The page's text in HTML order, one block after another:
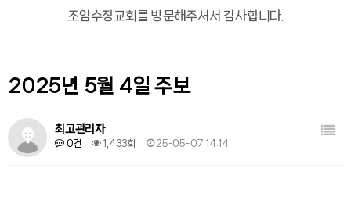
조암수정교회를 방문해주셔서 감사합니다.
2025년 5월 4일 주보
최고관리자
0건 1,433회 25-05-07 14:14